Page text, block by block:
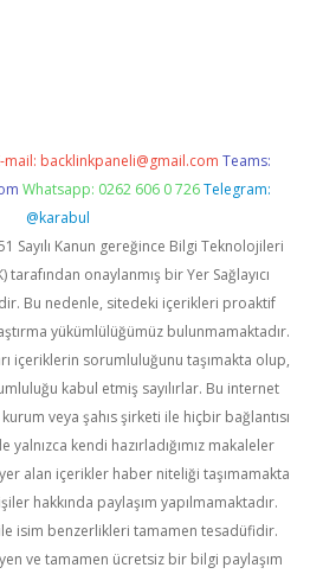
mail: backlinkpaneli@gmail.com Teams:
Whatsapp: 0262 606 0 726 Telegram:
@karabul
Sayılı Kanun gereğince Bilgi Teknolojileri
tarafından onaylanmış bir Yer Sağlayıcı
Bu nedenle, sitedeki içerikleri proaktif
yükümlülüğümüz bulunmamaktadır.
içeriklerin sorumluluğunu taşımakta olup,
kabul etmiş sayılırlar. Bu internet
veya şahıs şirketi ile hiçbir bağlantısı
yalnızca kendi hazırladığımız makaleler
alan içerikler haber niteliği taşımamakta
hakkında paylaşım yapılmamaktadır.
isim benzerlikleri tamamen tesadüfidir.
ve tamamen ücretsiz bir bilgi paylaşım